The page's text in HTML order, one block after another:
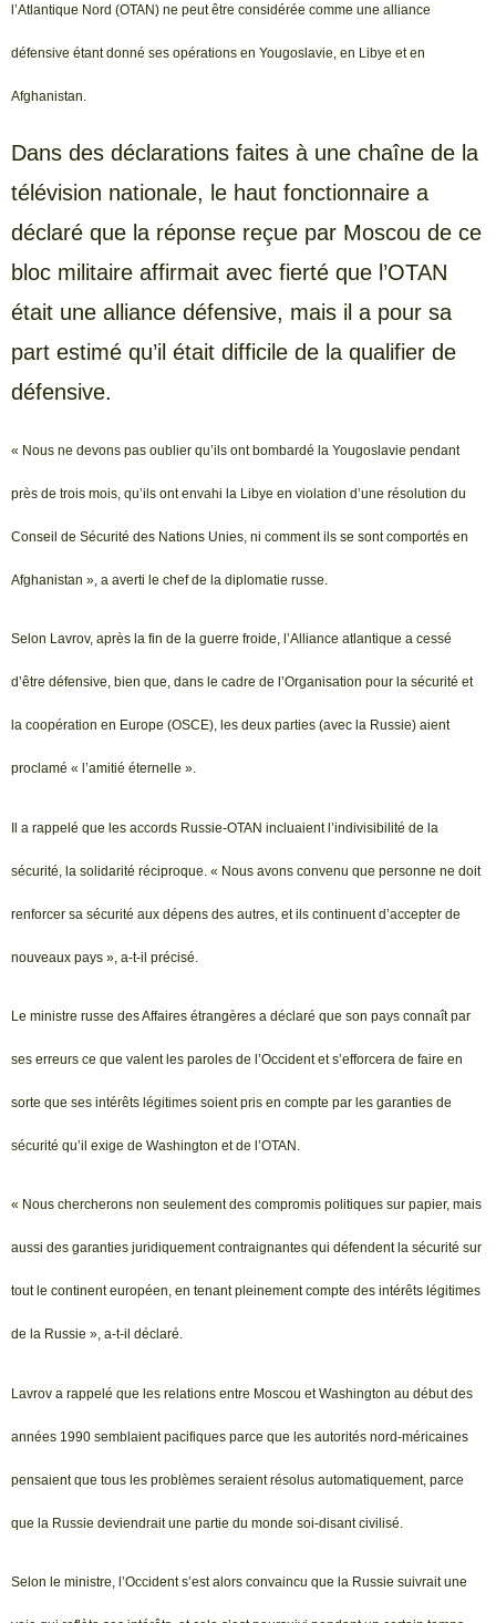
l’Atlantique Nord (OTAN) ne peut être considérée comme une alliance
défensive étant donné ses opérations en Yougoslavie, en Libye et en
Afghanistan.
Dans des déclarations faites à une chaîne de la
télévision nationale, le haut fonctionnaire a
déclaré que la réponse reçue par Moscou de ce
bloc militaire affirmait avec fierté que l’OTAN
était une alliance défensive, mais il a pour sa
part estimé qu’il était difficile de la qualifier de
défensive.
« Nous ne devons pas oublier qu’ils ont bombardé la Yougoslavie pendant
près de trois mois, qu’ils ont envahi la Libye en violation d’une résolution du
Conseil de Sécurité des Nations Unies, ni comment ils se sont comportés en
Afghanistan », a averti le chef de la diplomatie russe.
Selon Lavrov, après la fin de la guerre froide, l’Alliance atlantique a cessé
d’être défensive, bien que, dans le cadre de l’Organisation pour la sécurité et
la coopération en Europe (OSCE), les deux parties (avec la Russie) aient
proclamé « l’amitié éternelle ».
Il a rappelé que les accords Russie-OTAN incluaient l’indivisibilité de la
sécurité, la solidarité réciproque. « Nous avons convenu que personne ne doit
renforcer sa sécurité aux dépens des autres, et ils continuent d’accepter de
nouveaux pays », a-t-il précisé.
Le ministre russe des Affaires étrangères a déclaré que son pays connaît par
ses erreurs ce que valent les paroles de l’Occident et s’efforcera de faire en
sorte que ses intérêts légitimes soient pris en compte par les garanties de
sécurité qu’il exige de Washington et de l’OTAN.
« Nous chercherons non seulement des compromis politiques sur papier, mais
aussi des garanties juridiquement contraignantes qui défendent la sécurité sur
tout le continent européen, en tenant pleinement compte des intérêts légitimes
de la Russie », a-t-il déclaré.
Lavrov a rappelé que les relations entre Moscou et Washington au début des
années 1990 semblaient pacifiques parce que les autorités nord-méricaines
pensaient que tous les problèmes seraient résolus automatiquement, parce
que la Russie deviendrait une partie du monde soi-disant civilisé.
Selon le ministre, l’Occident s’est alors convaincu que la Russie suivrait une